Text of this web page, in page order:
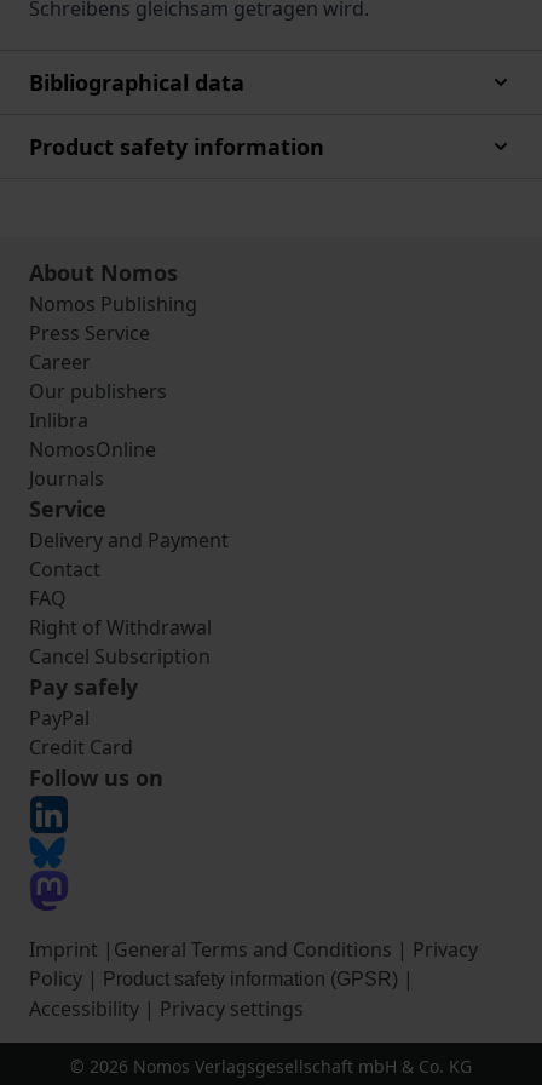
Schreibens gleichsam getragen wird.
Bibliographical data
Product safety information
About Nomos
Nomos Publishing
Press Service
Career
Our publishers
Inlibra
NomosOnline
Journals
Service
Delivery and Payment
Contact
FAQ
Right of Withdrawal
Cancel Subscription
Pay safely
PayPal
Credit Card
Follow us on
Imprint | General Terms and Conditions | Privacy
Policy | Product safety information (GPSR) |
Accessibility | Privacy settings
© 2026 Nomos Verlagsgesellschaft mbH & Co. KG